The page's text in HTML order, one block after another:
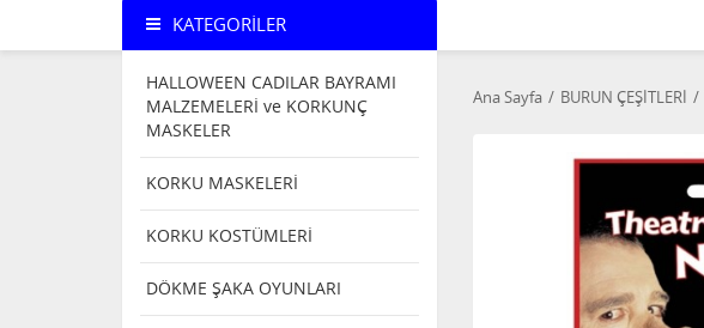
KATEGORILER
HALLOWEEN CADILAR BAYRAMI
MALZEMELERİ ve KORKUNÇ
MASKELER
KORKU MASKELERİ
KORKU KOSTÜMLERİ
DÖKME ŞAKA OYUNLARI
Ana Sayfa BURUN ÇEŞİTLERİ